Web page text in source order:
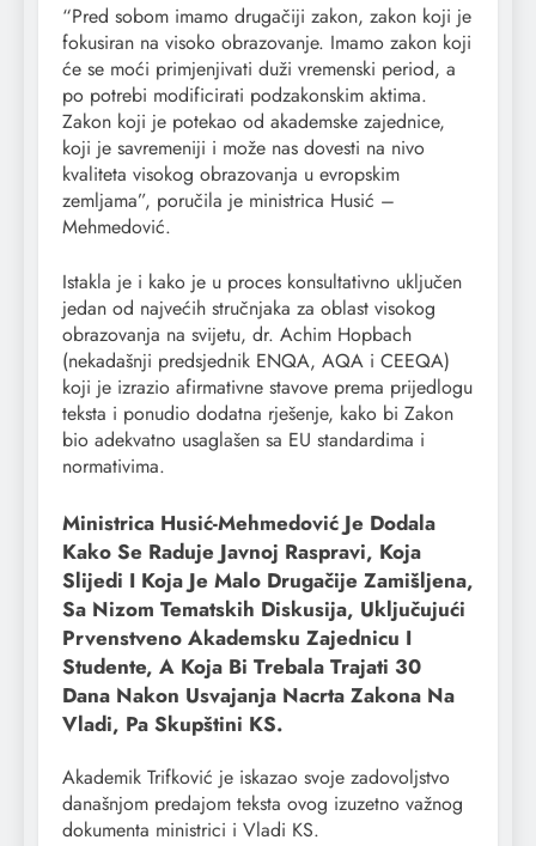
“Pred sobom imamo drugačiji zakon, zakon koji je
fokusiran na visoko obrazovanje. Imamo zakon koji
će se moći primjenjivati duži vremenski period, a
po potrebi modificirati podzakonskim aktima.
Zakon koji je potekao od akademske zajednice,
koji je savremeniji i može nas dovesti na nivo
kvaliteta visokog obrazovanja u evropskim
zemljama”, poručila je ministrica Husić –
Mehmedović.
Istakla je i kako je u proces konsultativno uključen
jedan od najvećih stručnjaka za oblast visokog
obrazovanja na svijetu, dr. Achim Hopbach
(nekadašnji predsjednik ENQA, AQA i CEEQA)
koji je izrazio afirmativne stavove prema prijedlogu
teksta i ponudio dodatna rješenje, kako bi Zakon
bio adekvatno usaglašen sa EU standardima i
normativima.
Ministrica Husić-Mehmedović Je Dodala
Kako Se Raduje Javnoj Raspravi, Koja
Slijedi I Koja Je Malo Drugačije Zamišljena,
Sa Nizom Tematskih Diskusija, Uključujući
Prvenstveno Akademsku Zajednicu I
Studente, A Koja Bi Trebala Trajati 30
Dana Nakon Usvajanja Nacrta Zakona Na
Vladi, Pa Skupštini KS.
Akademik Trifković je iskazao svoje zadovoljstvo
današnjom predajom teksta ovog izuzetno važnog
dokumenta ministrici i Vladi KS.